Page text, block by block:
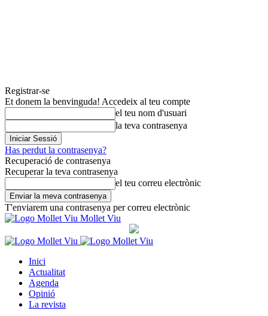
Registrar-se
Et donem la benvinguda! Accedeix al teu compte
el teu nom d'usuari
la teva contrasenya
Has perdut la contrasenya?
Recuperació de contrasenya
Recuperar la teva contrasenya
el teu correu electrònic
T'enviarem una contrasenya per correu electrònic
Mollet Viu
Inici
Actualitat
Agenda
Opinió
La revista